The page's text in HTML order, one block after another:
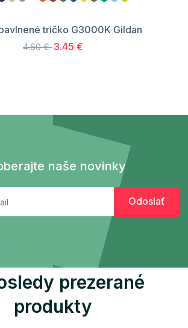
tričko G3000K Gildan
4.60 € 3.45 €
naše novinky
prezerané
produkty